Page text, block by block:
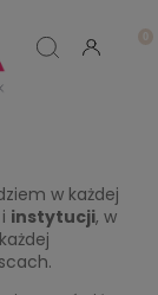
w każdej
i instytucji, w